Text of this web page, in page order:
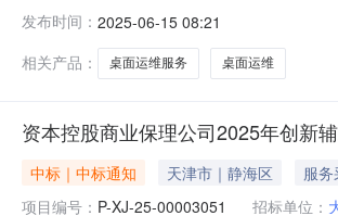
集团有限公司物资分公司八、采购
发布时间： 2025-06-15 08:21
相关产品：
桌面运维服务 桌面运维
资本控股商业保理公司2025年创新
中标｜中标通知 天津市｜静海区 服务
项目编号： P-XJ-25-00003051 招标单位：